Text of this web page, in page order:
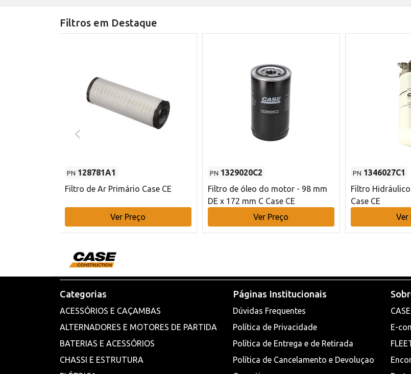
Filtros em Destaque
PN 128781A1
Filtro de Ar Primário Case CE
Ver Preço
PN 1329020C2
Filtro de óleo do motor - 98 mm
DE x 172 mm C Case CE
Ver Preço
PN 1346027C1
Filtro
Case CE
Ver
Categorias
ACESSÓRIOS E CAÇAMBAS
ALTERNADORES E MOTORES DE PARTIDA
BATERIAS E ACESSÓRIOS
CHASSI E ESTRUTURA
Páginas Institucionais
Dúvidas Frequentes
Política de Privacidade
Política de Entrega e de Retirada
Política de Cancelamento e Devoluçao
E-